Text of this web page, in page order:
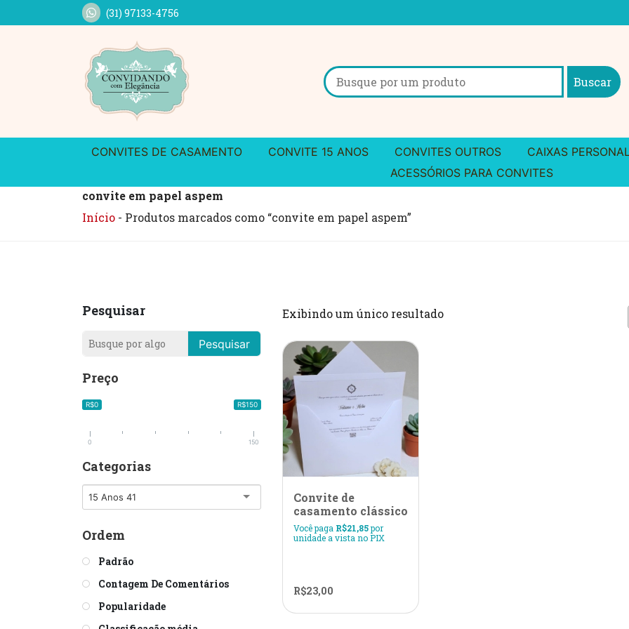
(31) 97133-4756
Search
for:
CONVITES DE CASAMENTO CONVITE 15 ANOS CONVITES OUTROS CAIXAS
ACESSÓRIOS PARA CONVITES
convite em papel aspem
Início - Produtos marcados como “convite em papel aspem”
Pesquisar
Pesquisar
Preço
R$0 R$150
0 150
Categorias
15 Anos 41
Ordem
Padrão
Contagem De Comentários
Popularidade
Exibindo um único resultado
Convite de
casamento clássico
R$23,00
Você paga R$21,85por
unidade a vista no PIX